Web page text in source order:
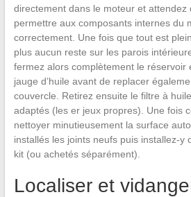
directement dans le moteur et attendez
permettre aux composants internes du
correctement. Une fois que tout est
plus aucun reste sur les parois
fermez alors complètement le réservoir
jauge d’huile avant de replacer
couvercle. Retirez ensuite le filtre à
adaptés (les er jeux propres). Une fois
nettoyer minutieusement la surface
installés les joints neufs puis installez-y
kit (ou achetés séparément).
Localiser et